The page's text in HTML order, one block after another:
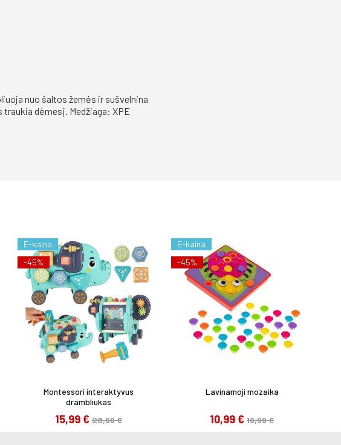
nuo šaltos žemės ir sušvelnina
dėmesį. Medžiaga: XPE
E-kaina
-45%
Montessori interaktyvus
drambliukas
15,99 €28,99 €
E-kaina
-45%
Lavinamoji mozaika
10,99 € 19,99 €